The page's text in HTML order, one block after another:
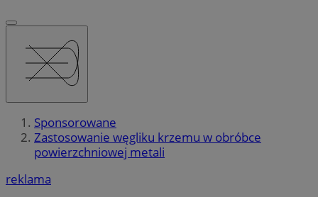
Sponsorowane
Zastosowanie węgliku krzemu w obróbce
powierzchniowej metali
reklama